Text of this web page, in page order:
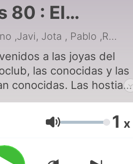
80 : El
Molano ,Javi, Jota , Pablo ,Rudy y Diego
a las joyas del
las conocidas y las
conocidas. Las hostias,
la ciencia ficción y
todo la nostalgia desde
de los 70 a
de los 90 y algo
de época. Pilotado por
Volumen 1 x